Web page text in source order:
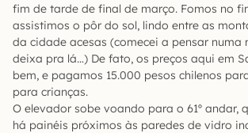
fim de tarde de final de março. Fomos no
assistimos o pôr do sol, lindo entre as
da cidade acesas (comecei a pensar numa
deixa pra lá…) De fato, os preços aqui em
bem, e pagamos 15.000 pesos chilenos
para crianças.
O elevador sobe voando para o 61º andar,
há painéis próximos às paredes de vidro